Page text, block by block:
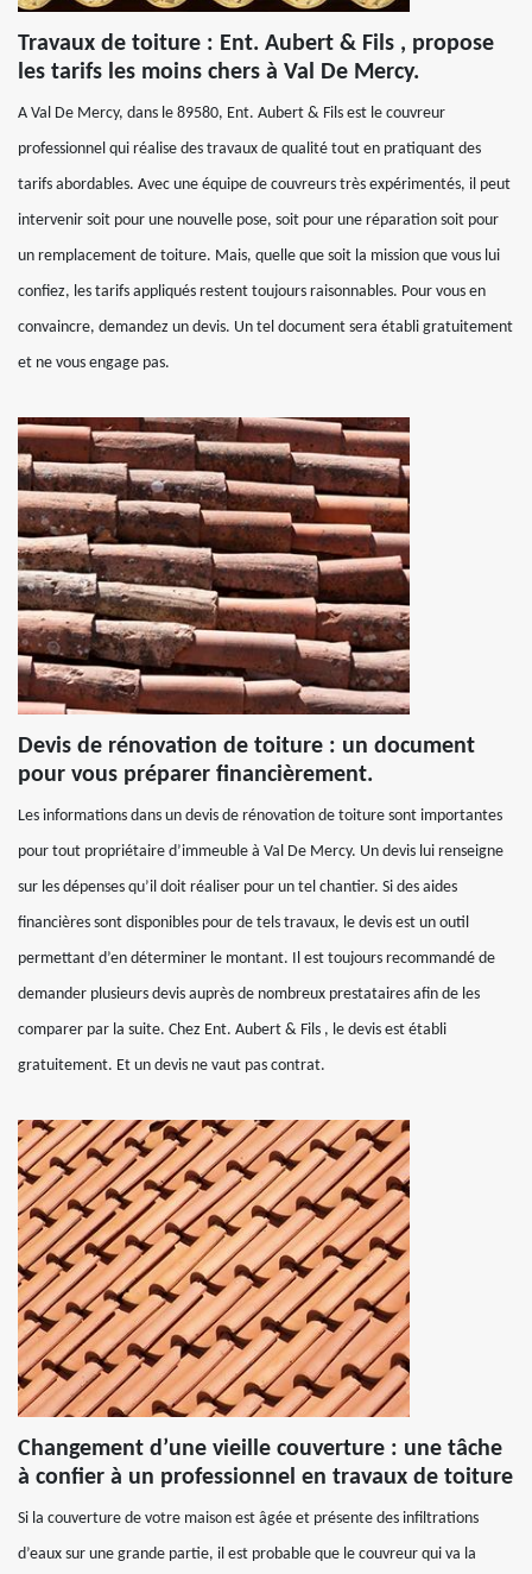
Travaux de toiture : Ent. Aubert & Fils , propose
les tarifs les moins chers à Val De Mercy.
A Val De Mercy, dans le 89580, Ent. Aubert & Fils est le couvreur
professionnel qui réalise des travaux de qualité tout en pratiquant des
tarifs abordables. Avec une équipe de couvreurs très expérimentés, il peut
intervenir soit pour une nouvelle pose, soit pour une réparation soit pour
un remplacement de toiture. Mais, quelle que soit la mission que vous lui
confiez, les tarifs appliqués restent toujours raisonnables. Pour vous en
convaincre, demandez un devis. Un tel document sera établi gratuitement
et ne vous engage pas.
Devis de rénovation de toiture : un document
pour vous préparer financièrement.
Les informations dans un devis de rénovation de toiture sont importantes
pour tout propriétaire d’immeuble à Val De Mercy. Un devis lui renseigne
sur les dépenses qu’il doit réaliser pour un tel chantier. Si des aides
financières sont disponibles pour de tels travaux, le devis est un outil
permettant d’en déterminer le montant. Il est toujours recommandé de
demander plusieurs devis auprès de nombreux prestataires afin de les
comparer par la suite. Chez Ent. Aubert & Fils , le devis est établi
gratuitement. Et un devis ne vaut pas contrat.
Changement d’une vieille couverture : une tâche
à confier à un professionnel en travaux de toiture
Si la couverture de votre maison est âgée et présente des infiltrations
d’eaux sur une grande partie, il est probable que le couvreur qui va la